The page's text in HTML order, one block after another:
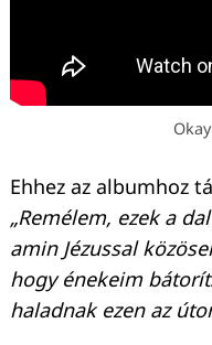
Ehhez az albumhoz
„Remélem, ezek a
amin Jézussal
hogy énekeim
haladnak ezen az